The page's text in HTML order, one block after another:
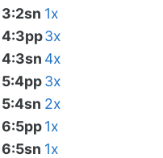
3:2sn 1x
4:3pp3x
4:3sn 4x
5:4pp3x
5:4sn 2x
6:5pp1x
6:5sn 1x